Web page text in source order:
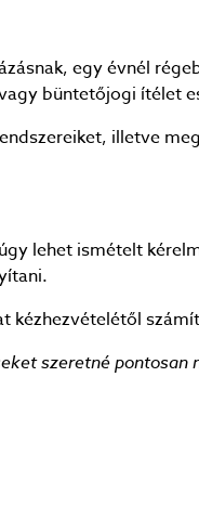
egy évnél
büntetőjogi ítélet
illetve
lehet ismételt
kézhezvételétől
szeretné pontosan